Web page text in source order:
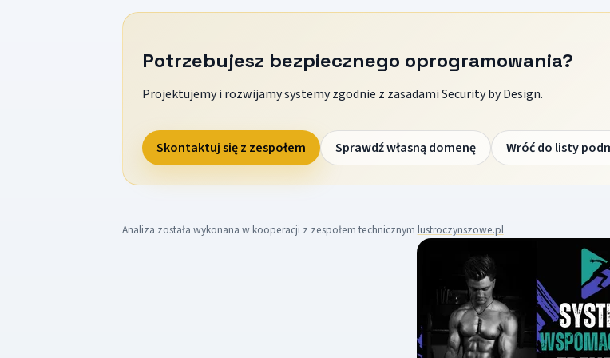
Potrzebujesz bezpiecznego oprogramowania?
Projektujemy i rozwijamy systemy zgodnie z zasadami Security by Design.
Skontaktuj się z zespołem Sprawdź własną domenę Wróć do listy
Analiza została wykonana w kooperacji z zespołem technicznym lustroczynszowe.pl.